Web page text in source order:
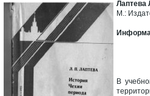
Лаптева
М.:
В